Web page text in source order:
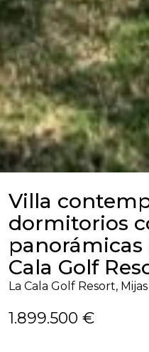
Villa
dormitorios
panorámicas
Cala Golf
La Cala Golf Resort,
1.899.500 €